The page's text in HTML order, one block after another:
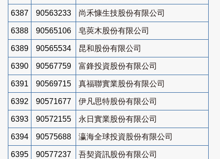
6387 90563233 尚禾慷生技股份有限公司
6388 90565106 皂莢木股份有限公司
6389 90565534 昆和股份有限公司
6390 90567759 富鋒投資股份有限公司
6391 90569715 真福聯實業股份有限公司
6392 90571677 伊凡思特股份有限公司
6393 90572155 永日實業股份有限公司
6394 90575688 瀛海全球投資股份有限公司
6395 90577237 吾契資訊股份有限公司